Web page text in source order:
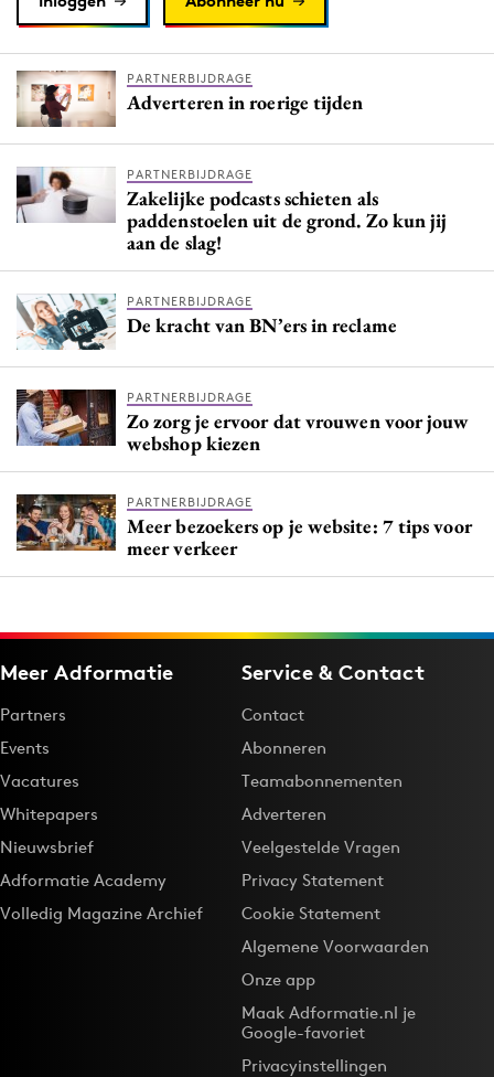
PARTNERBIJDRAGE
Adverteren in roerige tijden
PARTNERBIJDRAGE
Zakelijke podcasts schieten als
paddenstoelen uit de grond. Zo kun jij
aan de slag!
PARTNERBIJDRAGE
De kracht van BN’ers in reclame
PARTNERBIJDRAGE
Zo zorg je ervoor dat vrouwen voor jouw
webshop kiezen
PARTNERBIJDRAGE
Meer bezoekers op je website: 7 tips voor
meer verkeer
Meer Adformatie
Partners
Events
Vacatures
Whitepapers
Nieuwsbrief
Adformatie Academy
Volledig Magazine Archief
Service & Contact
Contact
Abonneren
Teamabonnementen
Adverteren
Veelgestelde Vragen
Privacy Statement
Cookie Statement
Algemene Voorwaarden
Onze app
Maak Adformatie.nl je
Google-favoriet
Privacyinstellingen